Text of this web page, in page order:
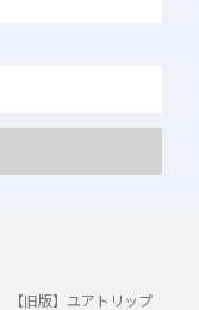
【旧版】ユアトリップ